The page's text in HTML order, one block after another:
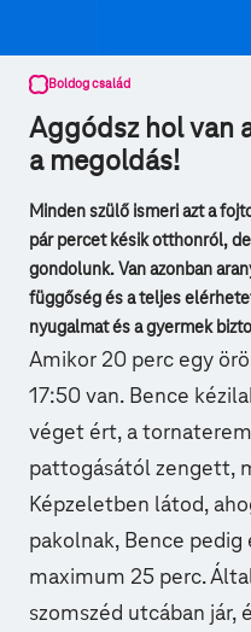
Boldog család
Aggódsz hol van
a megoldás!
Minden szülő ismeri azt a
pár percet késik otthonról,
gondolunk. Van azonban
függőség és a teljes
nyugalmat és a gyermek
Amikor 20 perc egy
17:50 van. Bence
véget ért, a
pattogásától zengett,
Képzeletben látod,
pakolnak, Bence
maximum 25 perc.
szomszéd utcában jár,